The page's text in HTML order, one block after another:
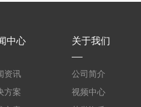
中心
资讯
方案
关于我们
公司简介
视频中心